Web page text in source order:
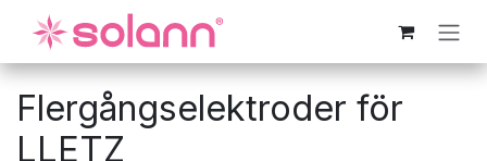
Hoppa till innehåll
Flergångselektroder för
LLETZ